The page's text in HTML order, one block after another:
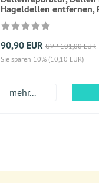
Hageldellen entfernen,
90,90 EUR UVP 101,00 EUR
Sie sparen 10% (10,10 EUR)
mehr...